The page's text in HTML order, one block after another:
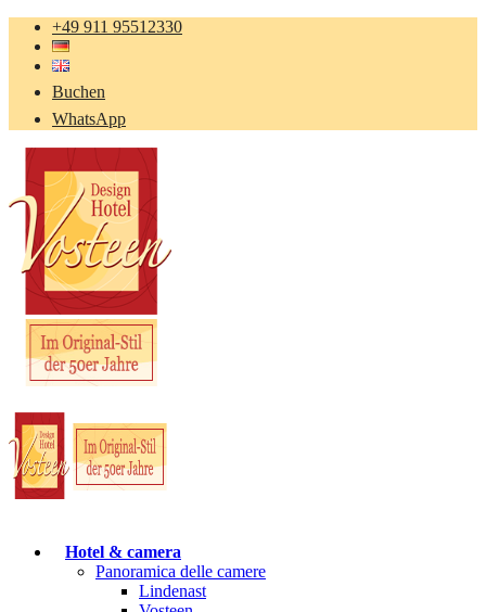
+49 911 95512330
Buchen
WhatsApp
Hotel & camera
Panoramica delle camere
Lindenast